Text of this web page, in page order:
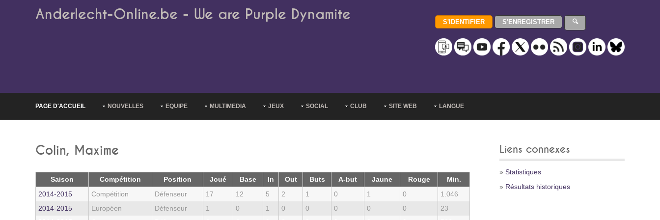
Anderlecht-Online.be - We are Purple Dynamite
PAGE D'ACCUEIL NOUVELLES EQUIPE MULTIMEDIA JEUX SOCIAL CLUB SITE WEB LANGUE
Colin, Maxime
Saison Compétition Position Joué Base In Out Buts A-but Jaune Rouge
Min.
2014‑2015
Compétition Défenseur 17 12 5 2 1 0 1 0
1.046
2014‑2015
Européen Défenseur 1 0 1 0 0 0 0 0
23
Liens connexes
» Statistiques
» Résultats historiques